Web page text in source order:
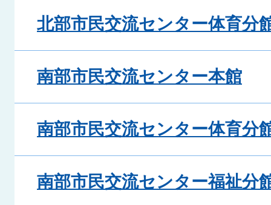
北部市民交流センター体育分
南部市民交流センター本館
南部市民交流センター体育分
南部市民交流センター福祉分